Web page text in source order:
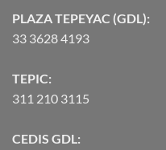
PLAZA TEPEYAC (GDL):
33 3628 4193
TEPIC:
311 210 3115
CEDIS GDL: